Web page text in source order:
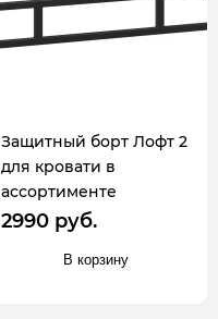
Защитный борт Лофт 2
для кровати в
ассортименте
2990 руб.
В корзину